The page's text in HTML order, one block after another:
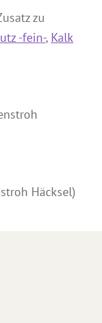
zu
-fein-, Kalk
Häcksel)